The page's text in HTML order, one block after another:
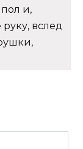
и,
руку, вслед